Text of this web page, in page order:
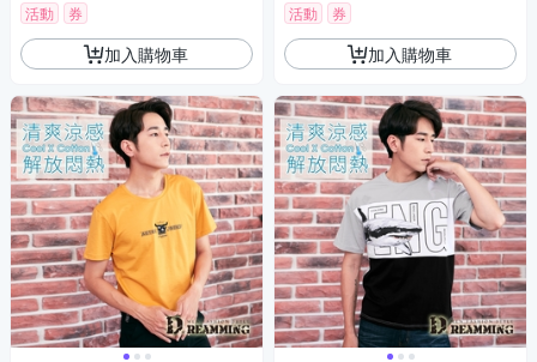
活動 券
加入購物車
活動 券
加入購物車